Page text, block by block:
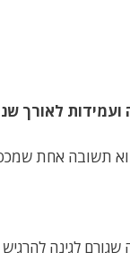
לאורך
תשובה אחת
לגינה